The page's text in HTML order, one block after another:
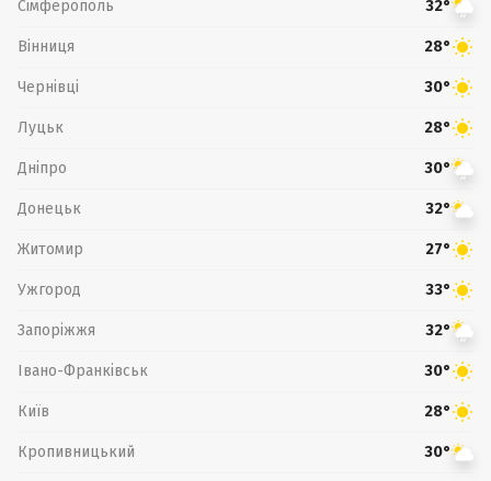
Сімферополь 32°
Вінниця 28°
Чернівці 30°
Луцьк 28°
Дніпро 30°
Донецьк 32°
Житомир 27°
Ужгород 33°
Запоріжжя 32°
Івано-Франківськ 30°
Київ 28°
Кропивницький 30°